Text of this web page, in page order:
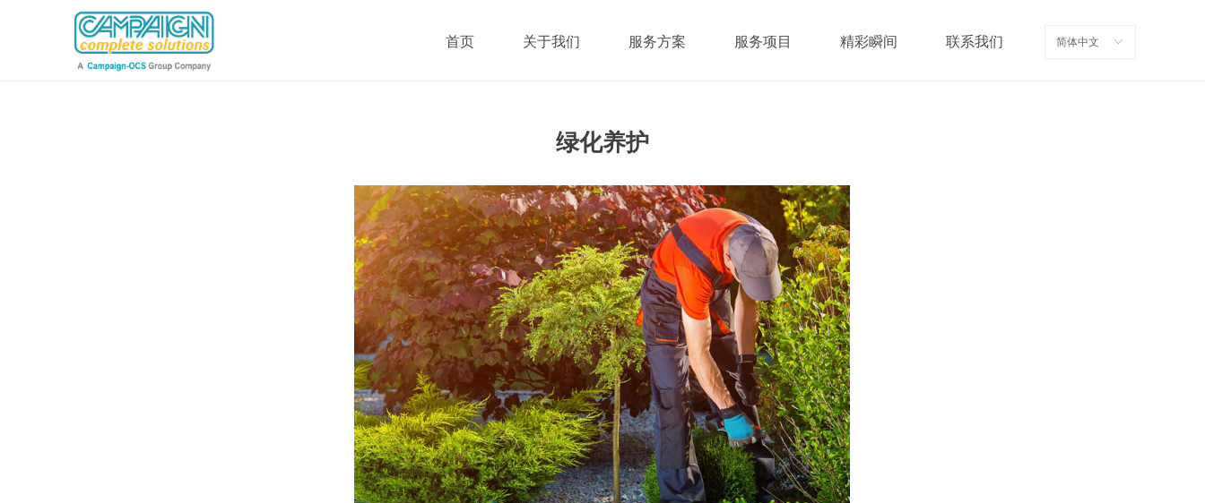
首页 关于我们 服务方案 服务项目 精彩瞬间 联系我们 ꀅ
简体中文
绿化养护